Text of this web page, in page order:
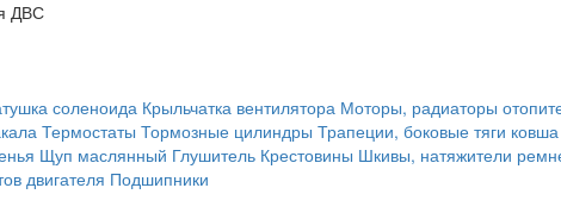
ДВС
соленоида Крыльчатка вентилятора Моторы, радиаторы
Термостаты Тормозные цилиндры Трапеции, боковые тяги
Щуп маслянный Глушитель Крестовины Шкивы, натяжители
двигателя Подшипники